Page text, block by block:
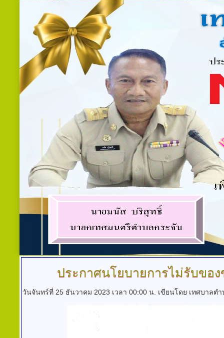
ประกาศนโยบายการไม่รับขอ
วันจันทร์ที่ 25 ธันวาคม 2023 เวลา 00:00 น. เขียนโดย เทศบาลต